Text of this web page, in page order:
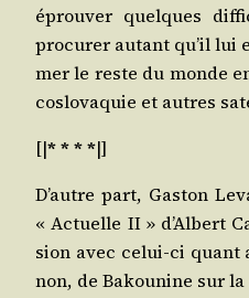
éprou­ver quelques
pro­cu­rer autant qu’il
mer le reste du monde
co­slo­va­quie et autres
[|* * * *|]
D’autre part, Gas­ton
« Actuelle II » d’Albert
sion avec celui-ci
non, de Bakou­nine sur